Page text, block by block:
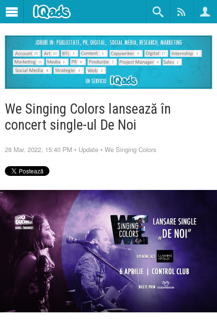
We Singing Colors lansează în
concert single-ul De Noi
28 Mar. 2022, 15:40 PM • Update • We Singing Colors